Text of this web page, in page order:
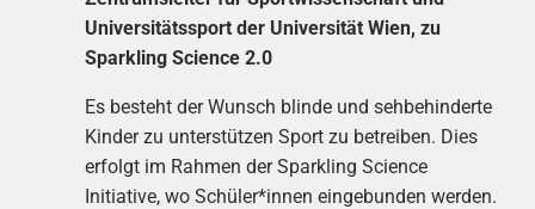
Universitätssport der Universität Wien, zu
Sparkling Science 2.0
Es besteht der Wunsch blinde und sehbehinderte
Kinder zu unterstützen Sport zu betreiben. Dies
erfolgt im Rahmen der Sparkling Science
Initiative, wo Schüler*innen eingebunden werden.